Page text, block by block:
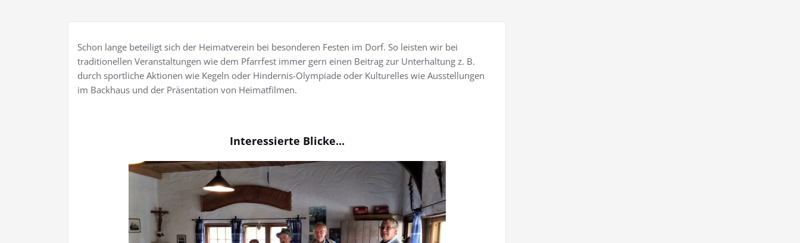
Schon lange beteiligt sich der Heimatverein bei besonderen Festen im Dorf. So leisten wir bei
traditionellen Veranstaltungen wie dem Pfarrfest immer gern einen Beitrag zur Unterhaltung z. B.
durch sportliche Aktionen wie Kegeln oder Hindernis-Olympiade oder Kulturelles wie Ausstellungen
im Backhaus und der Präsentation von Heimatfilmen.
Interessierte Blicke...